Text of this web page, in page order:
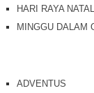
HARI RAYA
MINGGU DALAM
ADVENTUS